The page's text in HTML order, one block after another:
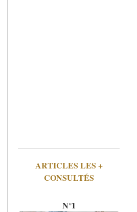
ARTICLES LES +
CONSULTÉS
N°1